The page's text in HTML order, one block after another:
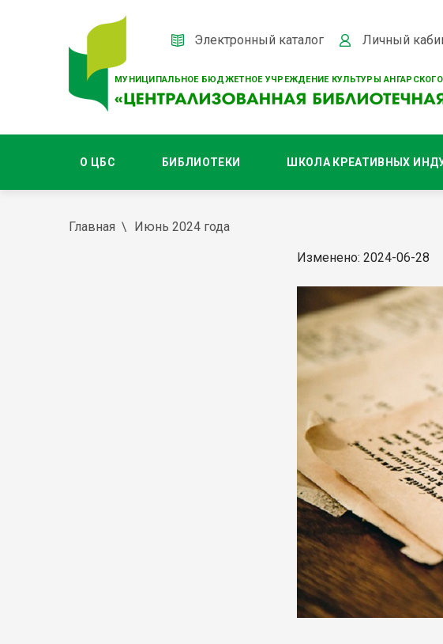
МУНИЦИПАЛЬНОЕ БЮДЖЕТНОЕ УЧРЕЖДЕНИЕ КУЛЬТУРЫ
Электронный каталог Личный
О ЦБС БИБЛИОТЕКИ ШКОЛА КРЕАТИВНЫХ
Главная Июнь 2024 года
Изменено: 2024-06-28